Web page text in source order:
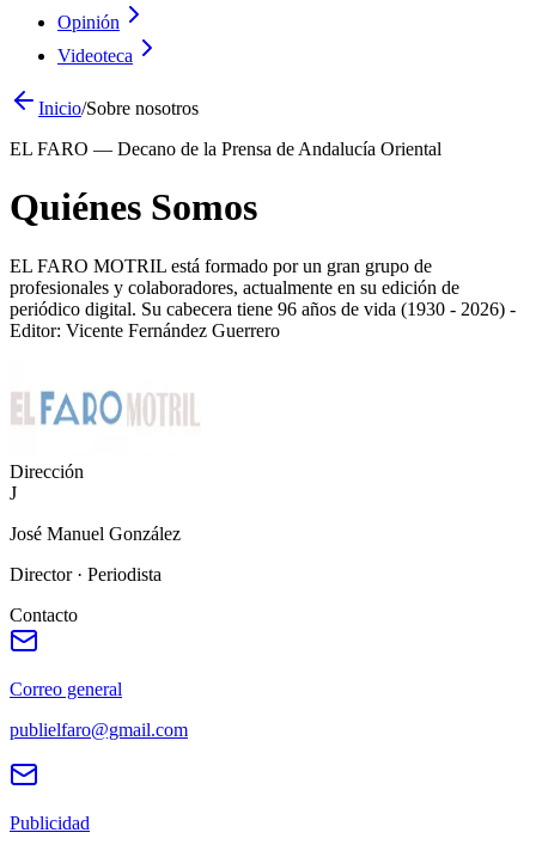
Opinión
Videoteca
Inicio/Sobre nosotros
EL FARO — Decano de la Prensa de Andalucía Oriental
Quiénes Somos
EL FARO MOTRIL está formado por un gran grupo de
profesionales y colaboradores, actualmente en su edición de
periódico digital. Su cabecera tiene 96 años de vida (1930 - 2026) -
Editor: Vicente Fernández Guerrero
Dirección
J
José Manuel González
Director · Periodista
Contacto
Correo general
publielfaro@gmail.com
Publicidad